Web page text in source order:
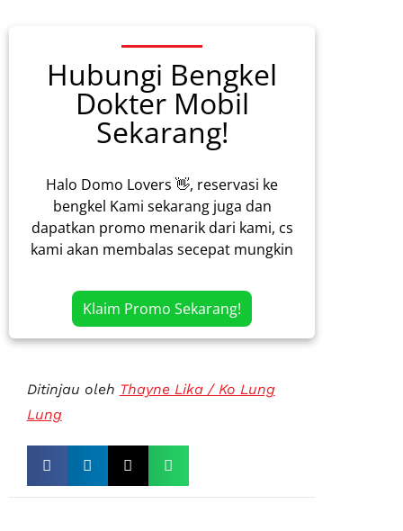
Hubungi Bengkel
Dokter Mobil
Sekarang!
Halo Domo Lovers 👋, reservasi ke
bengkel Kami sekarang juga dan
dapatkan promo menarik dari kami, cs
kami akan membalas secepat mungkin
Klaim Promo Sekarang!
Ditinjau oleh Thayne Lika / Ko Lung
Lung